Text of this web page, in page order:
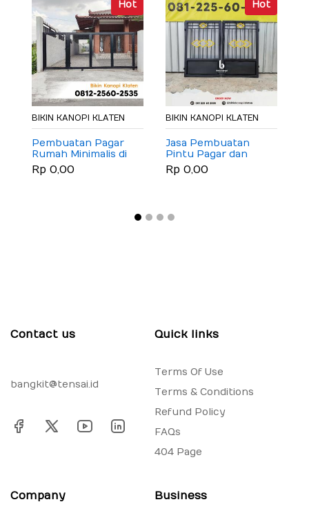
Hot
BIKIN KANOPI KLATEN
Pembuatan Pagar
Rumah Minimalis di
Klaten
Rp 0,00
Hot
BIKIN KANOPI KLATEN
Jasa Pembuatan
Pintu Pagar dan
Gerbang Besi Hollow
Galvanis Minimalis di
Rp 0,00
Contact us
bangkit@tensai.id
Quick links
Terms Of Use
Terms & Conditions
Refund Policy
FAQs
404 Page
Company Business